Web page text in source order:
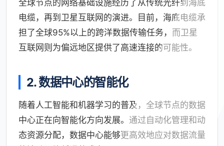
全球节点的网络基础设施经历了从传统光纤到海底
电缆，再到卫星互联网的演进。目前，海底电缆承
担了全球95%以上的跨洋数据传输任务，而卫星
互联网则为偏远地区提供了高速连接的可能性。
2. 数据中心的智能化
随着人工智能和机器学习的普及，全球节点的数据
中心正在向智能化方向发展。通过自动化管理和动
态资源分配，数据中心能够更高效地应对数据流量